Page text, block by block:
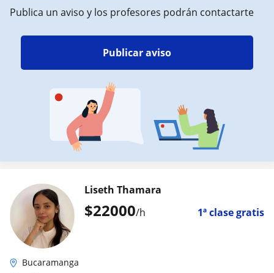
Publica un aviso y los profesores podrán contactarte
Publicar aviso
$22000/h 1ª clase gratis
Liseth Thamara
Bucaramanga